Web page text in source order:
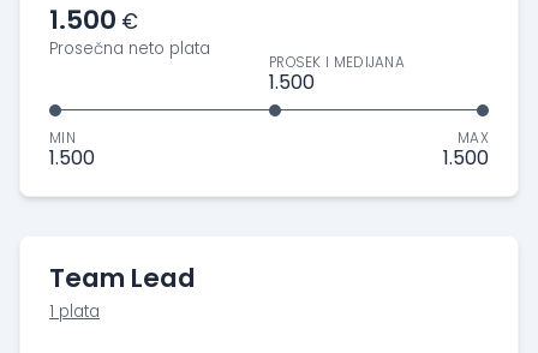
1.500 €
Prosečna neto plata
MIN
1.500
PROSEK I MEDIJANA
1.500
MAX
1.500
Team Lead
1 plata